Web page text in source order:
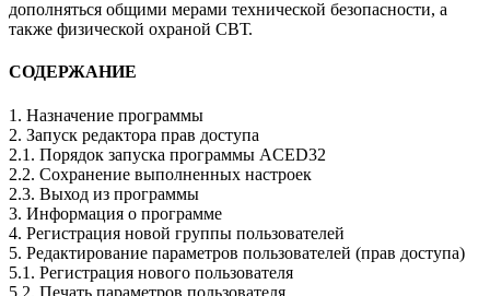
дополняться общими мерами технической безопасности, а
также физической охраной СВТ.
СОДЕРЖАНИЕ
1. Назначение программы
2. Запуск редактора прав доступа
2.1. Порядок запуска программы ACED32
2.2. Сохранение выполненных настроек
2.3. Выход из программы
3. Информация о программе
4. Регистрация новой группы пользователей
5. Редактирование параметров пользователей (прав доступа)
5.1. Регистрация нового пользователя
5.2. Печать параметров пользователя